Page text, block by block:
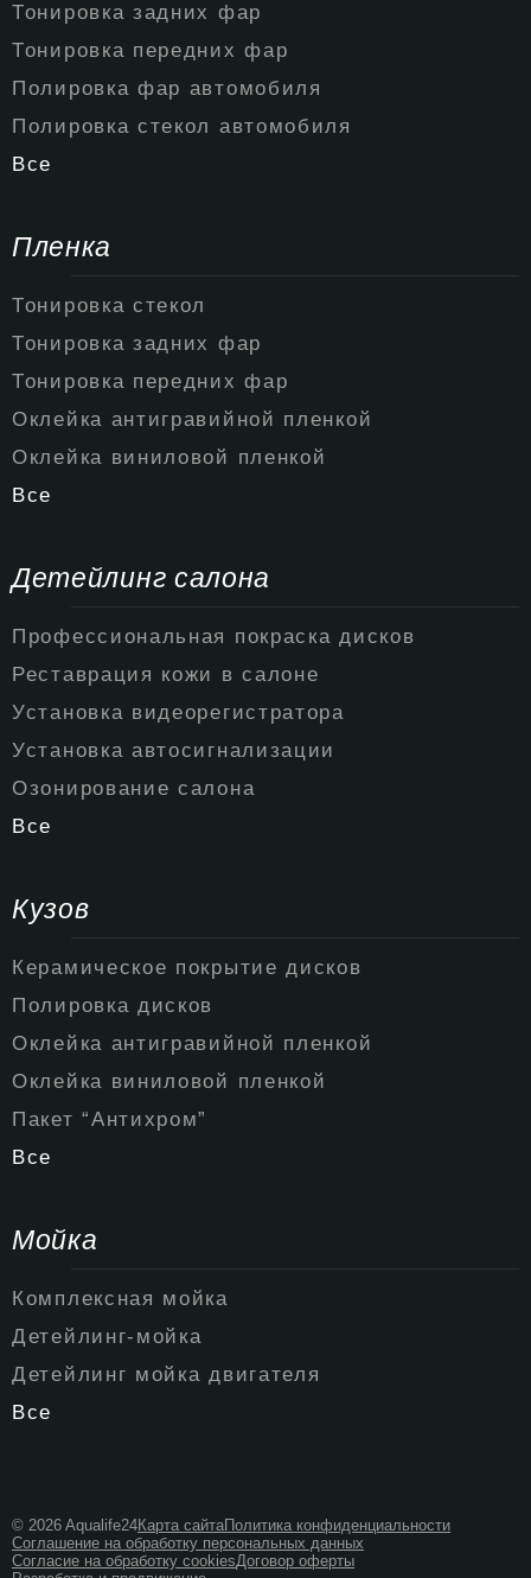
Тонировка задних фар
Тонировка передних фар
Полировка фар автомобиля
Полировка стекол автомобиля
Все
Пленка
Тонировка стекол
Тонировка задних фар
Тонировка передних фар
Оклейка антигравийной пленкой
Оклейка виниловой пленкой
Все
Детейлинг салона
Профессиональная покраска дисков
Реставрация кожи в салоне
Установка видеорегистратора
Установка автосигнализации
Озонирование салона
Все
Кузов
Керамическое покрытие дисков
Полировка дисков
Оклейка антигравийной пленкой
Оклейка виниловой пленкой
Пакет “Антихром”
Все
Мойка
Комплексная мойка
Детейлинг-мойка
Детейлинг мойка двигателя
Все
© 2026 Aqualife24Карта сайтаПолитика конфиденциальности
Соглашение на обработку персональных данных
Согласие на обработку cookiesДоговор оферты